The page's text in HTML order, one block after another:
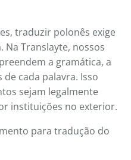
traduzir polonês exige
Na Translayte, nossos
a gramática, a
cada palavra. Isso
sejam legalmente
instituições no exterior.